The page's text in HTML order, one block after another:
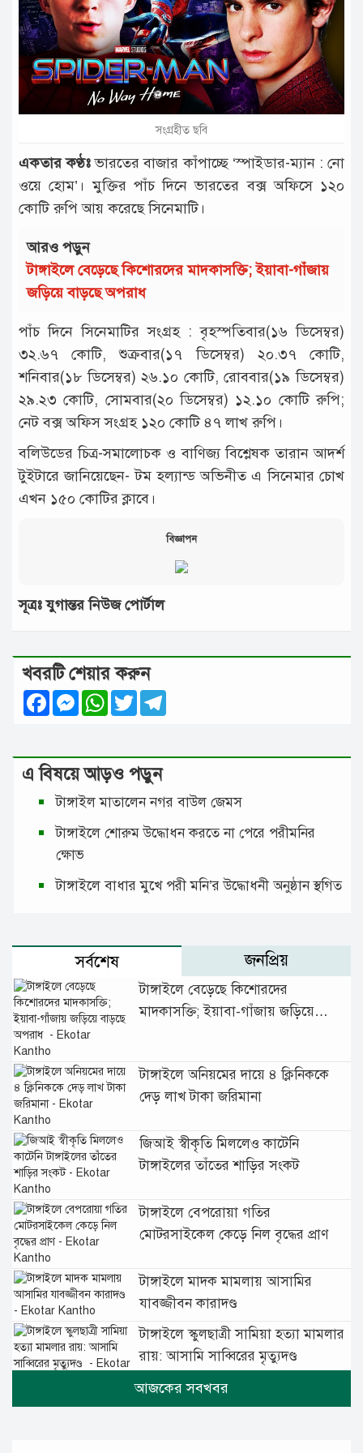
টাঙ্গাইল
আন্তর্জাতিক
রাজনীতি
অপরাধ
খেলাধুলা
চাকরি
লাইফ
স্টাইল
অন্যান্য
সংগ্রহীত ছবি
একতার কণ্ঠঃভারতের বাজার কাঁপাচ্ছে ‘স্পাইডার-ম্যান : নো
ওয়ে হোম’। মুক্তির পাঁচ দিনে ভারতের বক্স অফিসে ১২০
কোটি রুপি আয় করেছে সিনেমাটি।
আরও পড়ুন
টাঙ্গাইলে বেড়েছে কিশোরদের মাদকাসক্তি; ইয়াবা-গাঁজায়
জড়িয়ে বাড়ছে অপরাধ
পাঁচ দিনে সিনেমাটির সংগ্রহ : বৃহস্পতিবার(১৬ ডিসেম্বর)
৩২.৬৭ কোটি, শুক্রবার(১৭ ডিসেম্বর) ২০.৩৭ কোটি,
শনিবার(১৮ ডিসেম্বর) ২৬.১০ কোটি, রোববার(১৯ ডিসেম্বর)
২৯.২৩ কোটি, সোমবার(২০ ডিসেম্বর) ১২.১০ কোটি রুপি;
নেট বক্স অফিস সংগ্রহ ১২০ কোটি ৪৭ লাখ রুপি।
বলিউডের চিত্র-সমালোচক ও বাণিজ্য বিশ্লেষক তারান আদর্শ
টুইটারে জানিয়েছেন- টম হল্যান্ড অভিনীত এ সিনেমার চোখ
এখন ১৫০ কোটির ক্লাবে।
বিজ্ঞাপন
সূত্রঃ যুগান্তর নিউজ পোর্টাল
খবরটি শেয়ার করুন
FacebookMessenger
WhatsApp
Twitter
এ বিষয়ে আড়ও পড়ুন
টাঙ্গাইল মাতালেন নগর বাউল জেমস
টাঙ্গাইলে শোরুম উদ্ধোধন করতে না পেরে পরীমনির
ক্ষোভ
টাঙ্গাইলে‌ বাধার মুখে পরী মনি’র উদ্ধোধনী অনুষ্ঠান‌ স্থগিত
সর্বশেষ জনপ্রিয়
টাঙ্গাইলে বেড়েছে কিশোরদের
মাদকাসক্তি; ইয়াবা-গাঁজায় জড়িয়ে
টাঙ্গাইলে অনিয়মের দায়ে ৪ ক্লিনিককে
দেড় লাখ টাকা জরিমানা
জিআই স্বীকৃতি মিললেও কাটেনি
টাঙ্গাইলের তাঁতের শাড়ির সংকট
টাঙ্গাইলে বেপরোয়া গতির
মোটরসাইকেল কেড়ে নিল বৃদ্ধের প্রাণ
টাঙ্গাইলে মাদক মামলায় আসামির
যাবজ্জীবন কারাদণ্ড
টাঙ্গাইলে স্কুলছাত্রী সামিয়া হত্যা মামলার
রায়: আসামি সাব্বিরের মৃত্যুদণ্ড
টানা বৃষ্টিতে টাঙ্গাইলে বিপর্যস্ত জনজীবন